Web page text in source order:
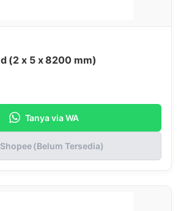
STZ NL, uncured (2 x 5 x 8200 mm)
Tanya via WA
Shopee (Belum Tersedia)